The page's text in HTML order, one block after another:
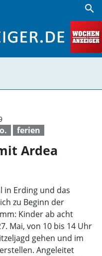
search
ferien
Ardea
in Erding und das
zu Beginn der
Kinder ab acht
Mai, von 10 bis 14 Uhr
gehen und im
Angeleitet